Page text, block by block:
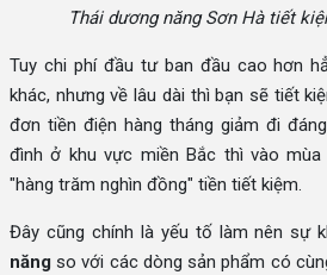
Thái dương năng Sơn Hà tiết
Tuy chi phí đầu tư ban đầu cao hơn
khác, nhưng về lâu dài thì bạn sẽ tiết
đơn tiền điện hàng tháng giảm đi
đình ở khu vực miền Bắc thì vào
"hàng trăm nghìn đồng" tiền tiết kiệm.
Đây cũng chính là yếu tố làm nên sự
năng so với các dòng sản phẩm có